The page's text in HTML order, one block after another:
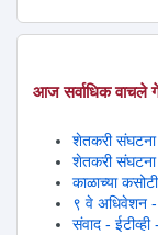
आज सर्वाधिक वाचले
शेतकरी संघटना
शेतकरी
काळाच्या
९ वे अधिवेशन
संवाद -